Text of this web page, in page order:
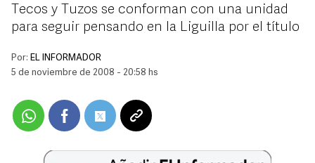
Tecos y Tuzos se conforman con una unidad
para seguir pensando en la Liguilla por el título
Por: EL INFORMADOR
5 de noviembre de 2008 - 20:58 hs